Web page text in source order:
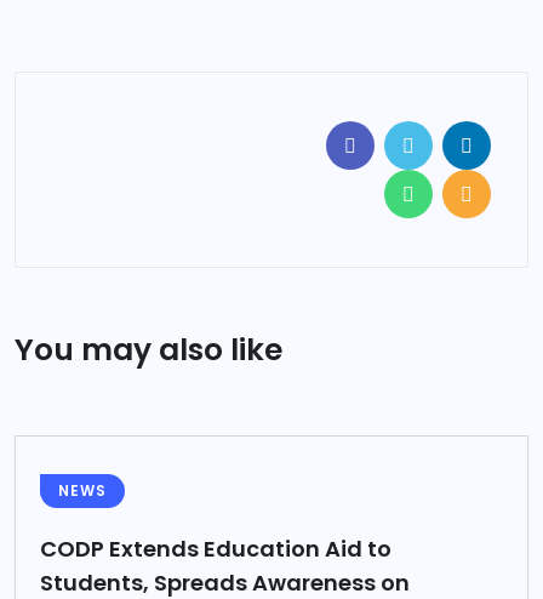
You may also like
NEWS
CODP Extends Education Aid to
Students, Spreads Awareness on